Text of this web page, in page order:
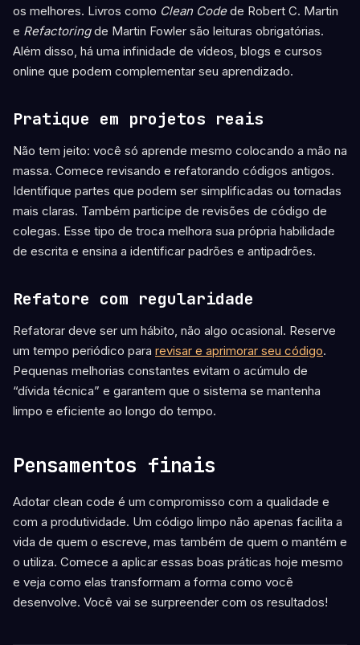
os melhores. Livros como Clean Codede Robert C. Martin
e Refactoringde Martin Fowler são leituras obrigatórias.
Além disso, há uma infinidade de vídeos, blogs e cursos
online que podem complementar seu aprendizado.
Pratique em projetos reais
Não tem jeito: você só aprende mesmo colocando a mão na
massa. Comece revisando e refatorando códigos antigos.
Identifique partes que podem ser simplificadas ou tornadas
mais claras. Também participe de revisões de código de
colegas. Esse tipo de troca melhora sua própria habilidade
de escrita e ensina a identificar padrões e antipadrões.
Refatore com regularidade
Refatorar deve ser um hábito, não algo ocasional. Reserve
um tempo periódico para revisar e aprimorar seu código.
Pequenas melhorias constantes evitam o acúmulo de
“dívida técnica” e garantem que o sistema se mantenha
limpo e eficiente ao longo do tempo.
Pensamentos finais
Adotar clean code é um compromisso com a qualidade e
com a produtividade. Um código limpo não apenas facilita a
vida de quem o escreve, mas também de quem o mantém e
o utiliza. Comece a aplicar essas boas práticas hoje mesmo
e veja como elas transformam a forma como você
desenvolve. Você vai se surpreender com os resultados!